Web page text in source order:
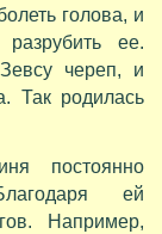
голова, и
ее.
череп, и
Так родилась
постоянно
ей
Например,